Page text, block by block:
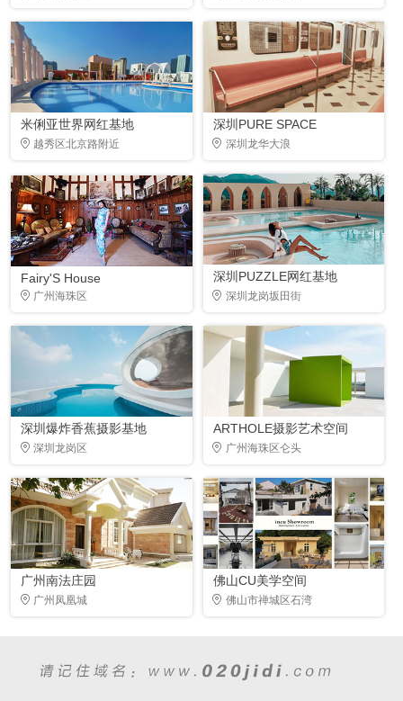
米俐亚世界网红基地
越秀区北京路附近
深圳PURE SPACE
深圳龙华大浪
Fairy'S House
广州海珠区
深圳PUZZLE网红基地
深圳龙岗坂田街
深圳爆炸香蕉摄影基地
深圳龙岗区
ARTHOLE摄影艺术空间
广州海珠区仑头
广州南法庄园
广州凤凰城
佛山CU美学空间
佛山市禅城区石湾